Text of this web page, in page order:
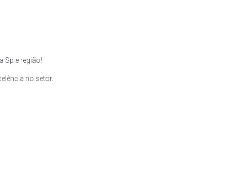
Sp e região!
no setor.